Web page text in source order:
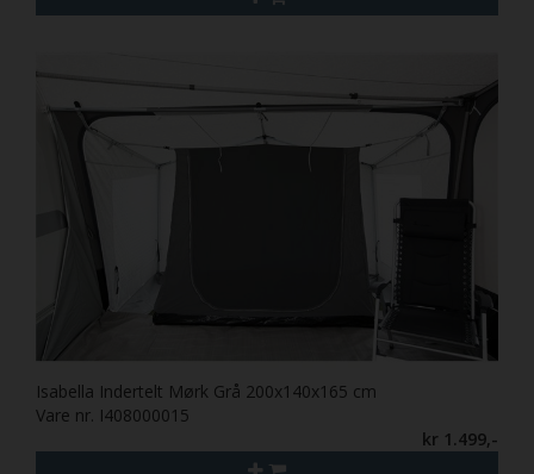
Isabella Indertelt Mørk Grå 200x140x165 cm
Vare nr. I408000015
kr 1.499,-